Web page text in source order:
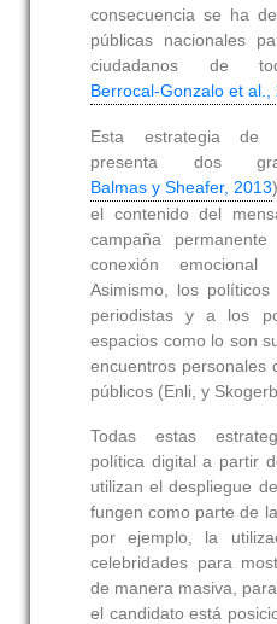
consecuencia se ha
públicas nacionales
ciudadanos de
Berrocal-Gonzalo et al.,
Esta estrategia de
presenta dos
Balmas y Sheafer, 2013
el contenido del
campaña
conexión
Asimismo, los
periodistas y a los
espacios como lo son
encuentros personales
públicos (Enli, y
Todas estas
política digital a partir
utilizan el despliegue
fungen como parte de
por ejemplo, la
celebridades para
de manera masiva,
el candidato está